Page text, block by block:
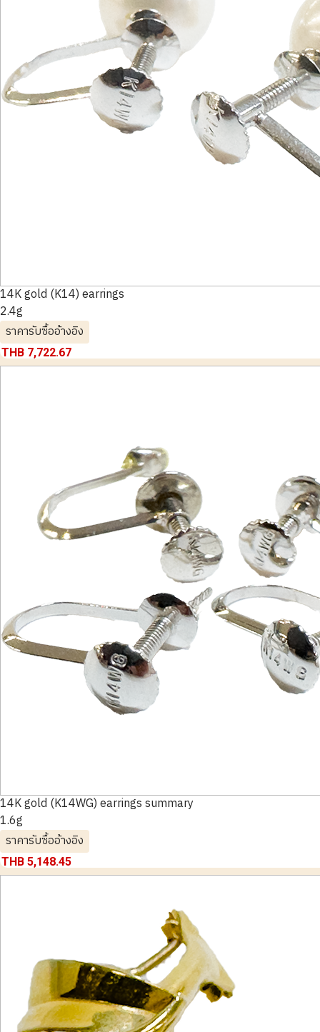
14K gold (K14) earrings
2.4g
ราคารับซื้ออ้างอิง
THB 7,722.67
14K gold (K14WG) earrings summary
1.6g
ราคารับซื้ออ้างอิง
THB 5,148.45